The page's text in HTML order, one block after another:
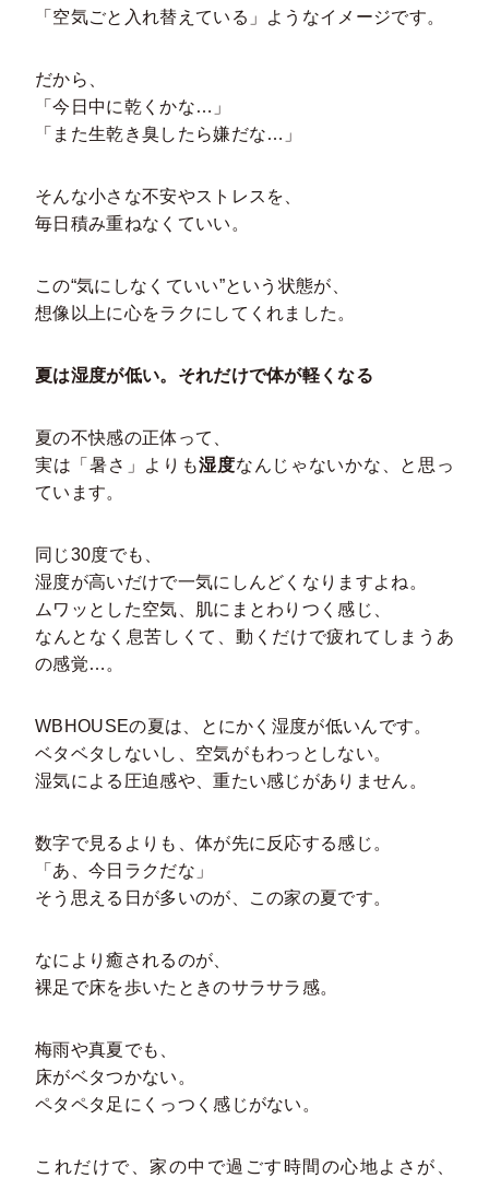
「空気ごと入れ替えている」ようなイメージです。
だから、
「今日中に乾くかな…」
「また生乾き臭したら嫌だな…」
そんな小さな不安やストレスを、
毎日積み重ねなくていい。
この“気にしなくていい”という状態が、
想像以上に心をラクにしてくれました。
夏は湿度が低い。それだけで体が軽くなる
夏の不快感の正体って、
実は「暑さ」よりも湿度なんじゃないかな、と思っ
ています。
同じ30度でも、
湿度が高いだけで一気にしんどくなりますよね。
ムワッとした空気、肌にまとわりつく感じ、
なんとなく息苦しくて、動くだけで疲れてしまうあ
の感覚…。
WBHOUSEの夏は、とにかく湿度が低いんです。
ベタベタしないし、空気がもわっとしない。
湿気による圧迫感や、重たい感じがありません。
数字で見るよりも、体が先に反応する感じ。
「あ、今日ラクだな」
そう思える日が多いのが、この家の夏です。
なにより癒されるのが、
裸足で床を歩いたときのサラサラ感。
梅雨や真夏でも、
床がベタつかない。
ペタペタ足にくっつく感じがない。
これだけで、家の中で過ごす時間の心地よさが、